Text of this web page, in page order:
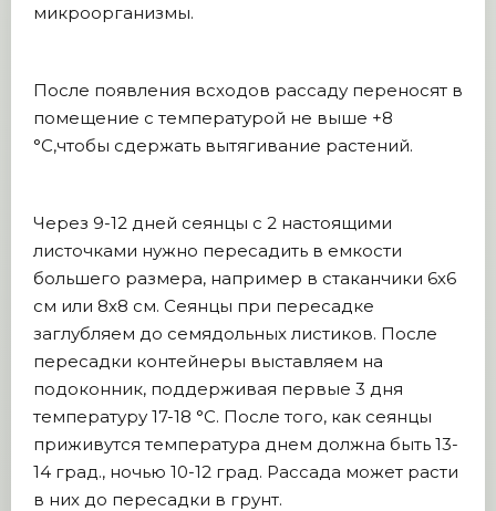
микроорганизмы.
После появления всходов рассаду переносят в
помещение с температурой не выше +8
°С,чтобы сдержать вытягивание растений.
Через 9-12 дней сеянцы с 2 настоящими
листочками нужно пересадить в емкости
большего размера, например в стаканчики 6х6
см или 8х8 см. Сеянцы при пересадке
заглубляем до семядольных листиков. После
пересадки контейнеры выставляем на
подоконник, поддерживая первые 3 дня
температуру 17-18 °С. После того, как сеянцы
приживутся температура днем должна быть 13-
14 град., ночью 10-12 град. Рассада может расти
в них до пересадки в грунт.